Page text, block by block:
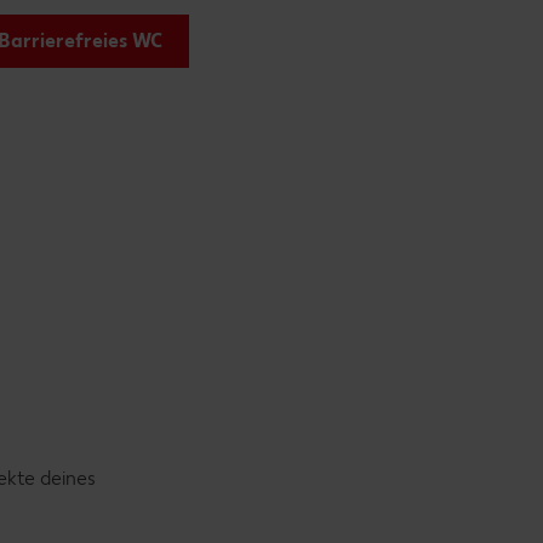
Barrierefreies WC
deines